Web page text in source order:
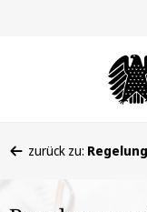
befinden
zurück zu: